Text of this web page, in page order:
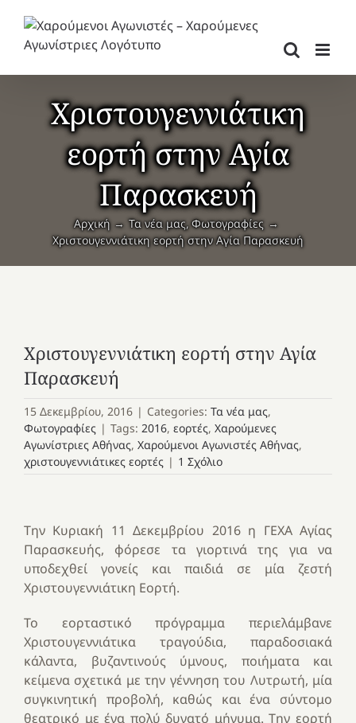
περιεχόμενο
Χριστουγεννιάτικη
εορτή στην Αγία
Παρασκευή
Αρχική Τα νέα μας Φωτογραφίες
Χριστουγεννιάτικη εορτή στην Αγία Παρασκευή
Χριστουγεννιάτικη εορτή στην Αγία
Παρασκευή
15 Δεκεμβρίου, 2016 | Categories: Τα νέα μας,
Φωτογραφίες | Tags: 2016, εορτές, Χαρούμενες
Αγωνίστριες Αθήνας, Χαρούμενοι Αγωνιστές Αθήνας,
χριστουγεννιάτικες εορτές | 1 Σχόλιο
Την Κυριακή 11 Δεκεμβρίου 2016 η ΓΕΧΑ Αγίας
Παρασκευής, φόρεσε τα γιορτινά της για να
υποδεχθεί γονείς και παιδιά σε μία ζεστή
Χριστουγεννιάτικη Εορτή.
Το εορταστικό πρόγραμμα περιελάμβανε
Χριστουγεννιάτικα τραγούδια, παραδοσιακά
κάλαντα, βυζαντινούς ύμνους, ποιήματα και
κείμενα σχετικά με την γέννηση του Λυτρωτή, μία
συγκινητική προβολή, καθώς και ένα σύντομο
θεατρικό με ένα πολύ δυνατό μήνυμα. Την εορτή